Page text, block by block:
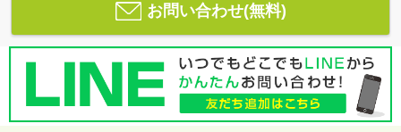
お問い合わせ(無料)